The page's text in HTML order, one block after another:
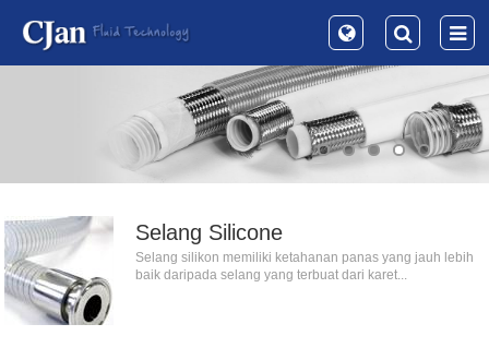
Selang Silicone
Selang silikon memiliki ketahanan panas yang jauh lebih
baik daripada selang yang terbuat dari karet...